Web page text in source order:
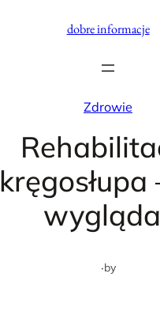
dobre informacje
Zdrowie
kręgosłupa
·by